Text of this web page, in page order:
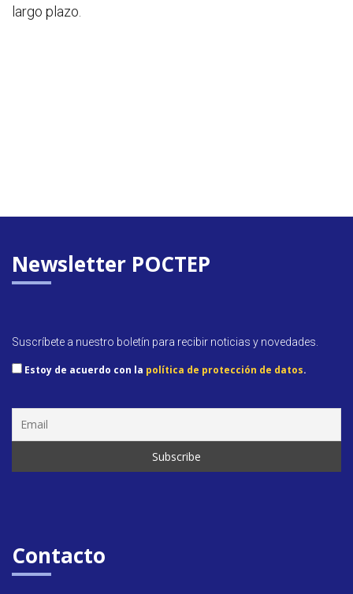
largo plazo.
Newsletter POCTEP
Suscríbete a nuestro boletín para recibir noticias y novedades.
Estoy de acuerdo con la política de protección de datos.
Contacto